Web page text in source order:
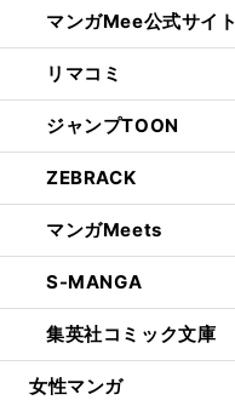
マンガMee公式サイト
リマコミ
ジャンプTOON
ZEBRACK
マンガMeets
S-MANGA
集英社コミック文庫
女性マンガ